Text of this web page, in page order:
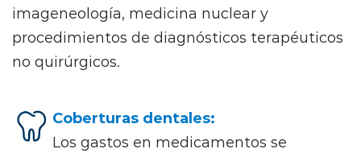
imageneología, medicina nuclear y
procedimientos de diagnósticos terapéuticos
no quirúrgicos.
Coberturas dentales:
Los gastos en medicamentos se